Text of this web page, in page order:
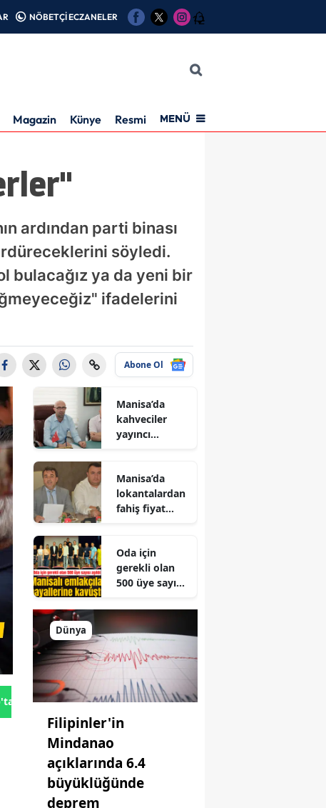
NÖBETÇİ ECZANELER 12
Magazin Künye Resmi İlanMENÜ
ardından parti binası
söyledi.
bulacağız ya da yeni bir
ifadelerini
Abone Ol
Gönder
Manisa’da
kahveciler
yayıncı
edecek
Manisa’da
lokantalardan
fahiş fiyat
Oda için
gerekli olan
500 üye sayısı
emlakçılar
hayallerine
kavuştu
Dünya
Filipinler'in
Mindanao
açıklarında 6.4
büyüklüğünde
deprem